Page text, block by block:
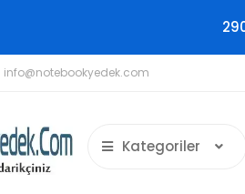
info@notebookyedek.com
Kategoriler